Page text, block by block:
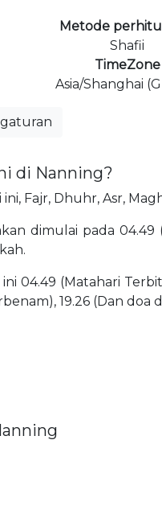
Metode
Shafii
TimeZone
Asia/Shanghai
di Nanning?
Fajr, Dhuhr, Asr,
dimulai pada
(Matahari
19.26 (Dan doa